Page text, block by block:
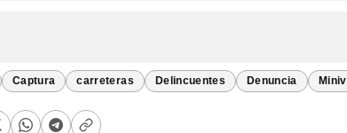
Captura carreteras Delincuentes Denuncia